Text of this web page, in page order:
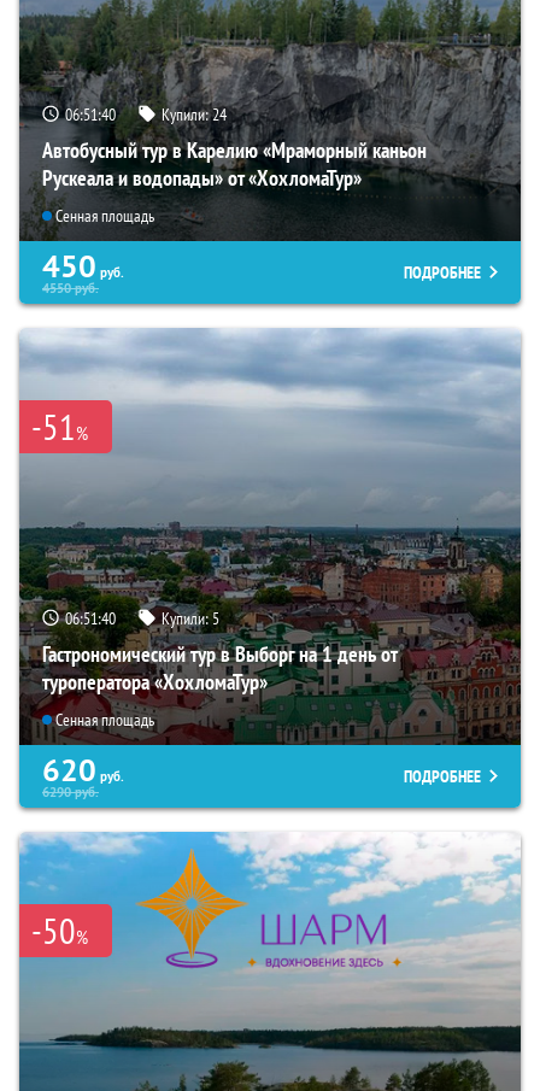
06:51:39 Купили:24
Автобусный тур в Карелию «Мраморный каньон
Рускеала и водопады» от «ХохломаТур»
Сенная площадь
450 руб.
4550руб.
ПОДРОБНЕЕ
-51%
06:51:39 Купили:5
Гастрономический тур в Выборг на 1 день от
туроператора «ХохломаТур»
Сенная площадь
620 руб.
6290руб.
ПОДРОБНЕЕ
-50%